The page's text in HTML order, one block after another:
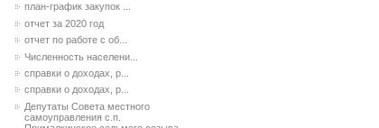
план-график закупок ...
отчет за 2020 год
отчет по работе с об...
Численность населени...
справки о доходах, р...
справки о доходах, р...
Депутаты Совета местного
самоуправления с.п.